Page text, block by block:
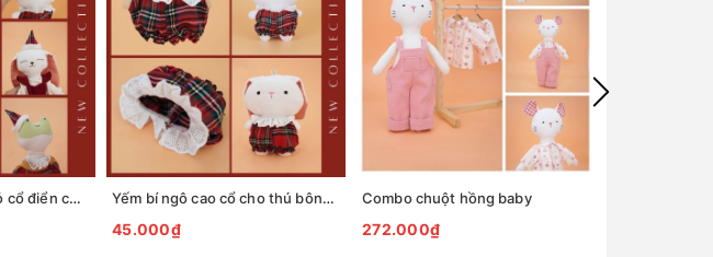
Mũ noel mini caro đỏ cổ điển cho thú bông Yếm bí ngô cao cổ cho thú bông mini
45.000₫
Combo chuột hồng baby
272.000₫